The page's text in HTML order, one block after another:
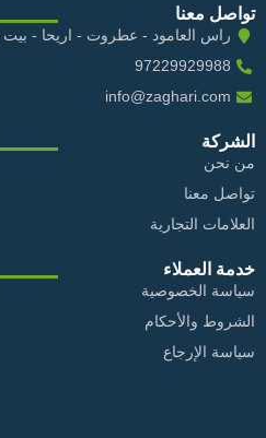
تواصل معنا
راس العامود - عطروت - اريحا - بيت
97229929988
info@zaghari.com
الشركة
من نحن
تواصل معنا
العلامات التجارية
خدمة العملاء
سياسة الخصوصية
الشروط والأحكام
سياسة الإرجاع